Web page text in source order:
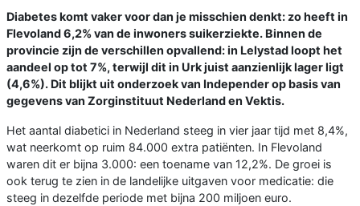
Diabetes komt vaker voor dan je misschien denkt: zo heeft in
Flevoland 6,2% van de inwoners suikerziekte. Binnen de
provincie zijn de verschillen opvallend: in Lelystad loopt het
aandeel op tot 7%, terwijl dit in Urk juist aanzienlijk lager ligt
(4,6%). Dit blijkt uit onderzoek van Independer op basis van
gegevens van Zorginstituut Nederland en Vektis.
Het aantal diabetici in Nederland steeg in vier jaar tijd met 8,4%,
wat neerkomt op ruim 84.000 extra patiënten. In Flevoland
waren dit er bijna 3.000: een toename van 12,2%. De groei is
ook terug te zien in de landelijke uitgaven voor medicatie: die
steeg in dezelfde periode met bijna 200 miljoen euro.